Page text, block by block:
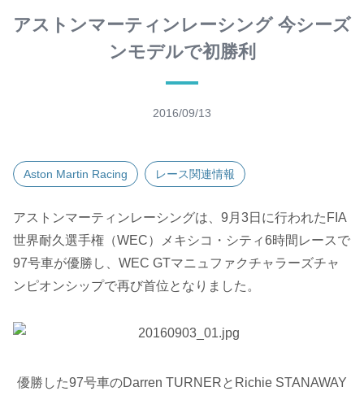
アストンマーティンレーシング 今シーズ
ンモデルで初勝利
2016/09/13
Aston Martin Racing レース関連情報
アストンマーティンレーシングは、9月3日に行われたFIA
世界耐久選手権（WEC）メキシコ・シティ6時間レースで
97号車が優勝し、WEC GTマニュファクチャラーズチャ
ンピオンシップで再び首位となりました。
優勝した97号車のDarren TURNERとRichie STANAWAY